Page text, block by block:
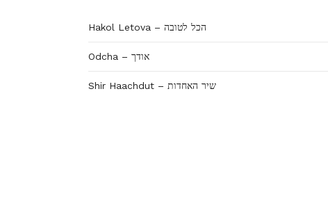
Hakol Letova – הכל לטובה
Odcha – אודך
Shir Haachdut – שיר האחדות